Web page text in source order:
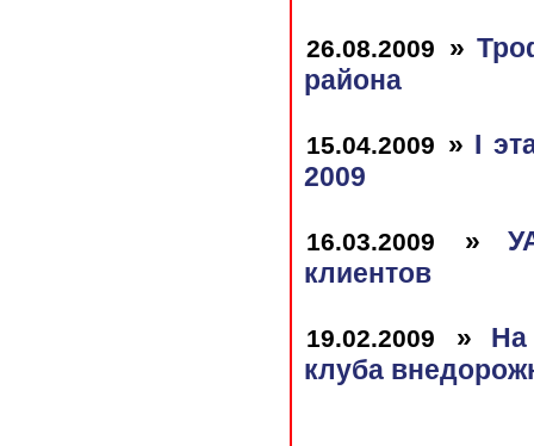
26.08.2009 »
района
15.04.2009 » I
2009
16.03.2009 »
клиентов
19.02.2009 » На
клуба